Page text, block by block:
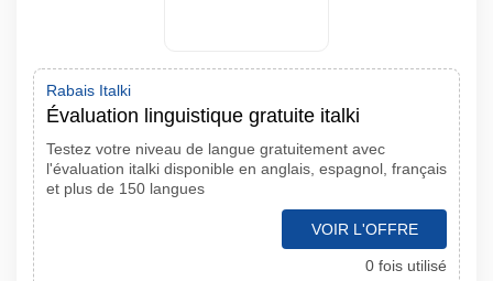
Rabais Italki
Évaluation linguistique gratuite italki
Testez votre niveau de langue gratuitement avec
l'évaluation italki disponible en anglais, espagnol, français
et plus de 150 langues
VOIR L'OFFRE
0 fois utilisé